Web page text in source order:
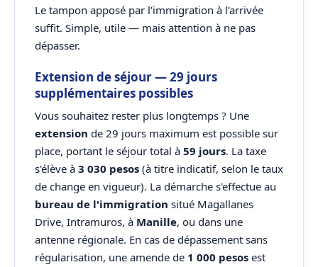
Le tampon apposé par l'immigration à l'arrivée
suffit. Simple, utile — mais attention à ne pas
dépasser.
Extension de séjour — 29 jours
supplémentaires possibles
Vous souhaitez rester plus longtemps ? Une
extension de 29 jours maximum est possible sur
place, portant le séjour total à 59 jours. La taxe
s'élève à 3 030 pesos (à titre indicatif, selon le taux
de change en vigueur). La démarche s'effectue au
bureau de l'immigration situé Magallanes
Drive, Intramuros, à Manille, ou dans une
antenne régionale. En cas de dépassement sans
régularisation, une amende de 1 000 pesos est